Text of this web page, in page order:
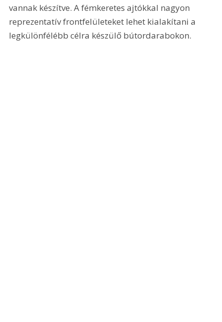
vannak készítve. A fémkeretes ajtókkal nagyon
reprezentatív frontfelületeket lehet kialakítani a
legkülönfélébb célra készülő bútordarabokon.